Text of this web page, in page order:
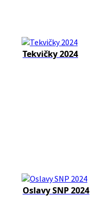
Tekvičky 2024
Oslavy SNP 2024